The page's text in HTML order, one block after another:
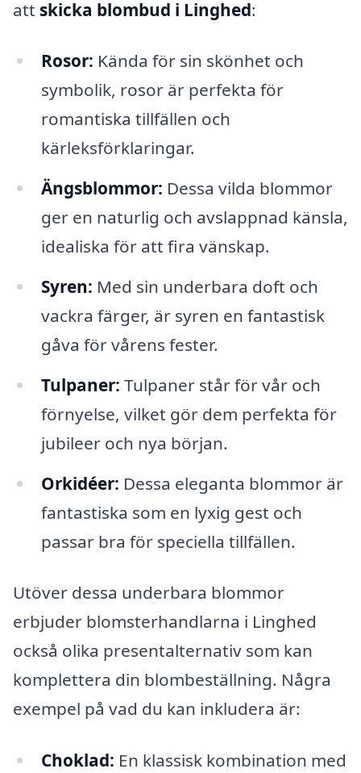
att skicka blombud i Linghed:
Rosor: Kända för sin skönhet och
symbolik, rosor är perfekta för
romantiska tillfällen och
kärleksförklaringar.
Ängsblommor: Dessa vilda blommor
ger en naturlig och avslappnad känsla,
idealiska för att fira vänskap.
Syren: Med sin underbara doft och
vackra färger, är syren en fantastisk
gåva för vårens fester.
Tulpaner: Tulpaner står för vår och
förnyelse, vilket gör dem perfekta för
jubileer och nya början.
Orkidéer: Dessa eleganta blommor är
fantastiska som en lyxig gest och
passar bra för speciella tillfällen.
Utöver dessa underbara blommor
erbjuder blomsterhandlarna i Linghed
också olika presentalternativ som kan
komplettera din blombeställning. Några
exempel på vad du kan inkludera är:
Choklad: En klassisk kombination med